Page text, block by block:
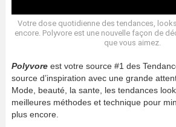
Votre dose quotidienne des tendances,
encore. Polyvore est une nouvelle façon de
que vous aimez.
Polyvore est votre source #1 des
source d’inspiration avec une grande
Mode, beauté, la sante, les tendances
meilleures méthodes et technique pour
plus encore.